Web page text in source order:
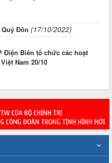
Đôn (17/10/2022)
Điện Biên tổ chức các hoạt
Nam 20/10